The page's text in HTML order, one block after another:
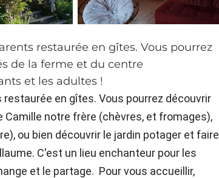
restaurée en gîtes. Vous pourrez
de la ferme et du centre
et les adultes !
en gîtes. Vous pourrez découvrir
Camille notre frère (chèvres, et fromages),
ou bien découvrir le jardin potager et faire
C'est un lieu enchanteur pour les
et le partage. Pour vous accueillir,